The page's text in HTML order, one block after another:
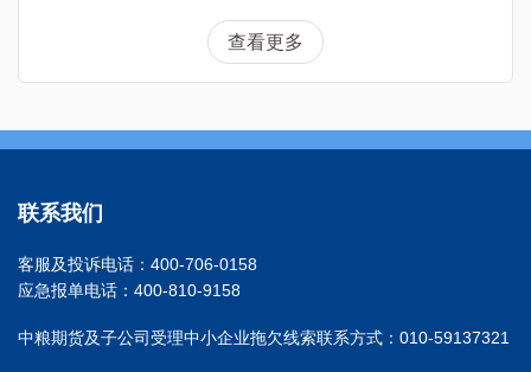
查看更多
联系我们
客服及投诉电话：400-706-0158
应急报单电话：400-810-9158
中粮期货及子公司受理中小企业拖欠线索联系方式：010-59137321